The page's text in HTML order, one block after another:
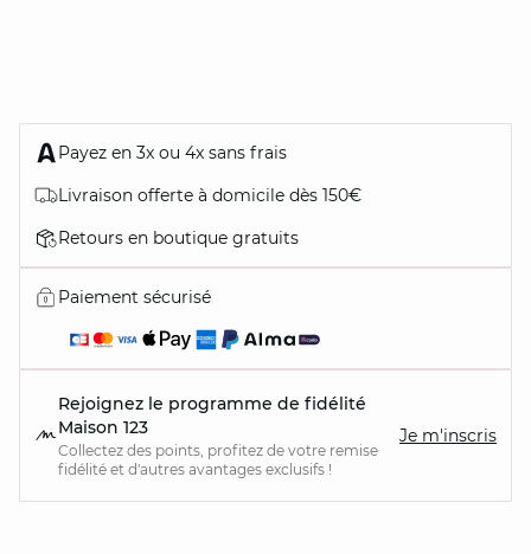
Payez en 3x ou 4x sans frais
Livraison offerte à domicile dès 150€
Retours en boutique gratuits
Paiement sécurisé
Rejoignez le programme de fidélité
Maison 123
Collectez des points, profitez de votre remise
fidélité et d'autres avantages exclusifs !
Je m'inscris